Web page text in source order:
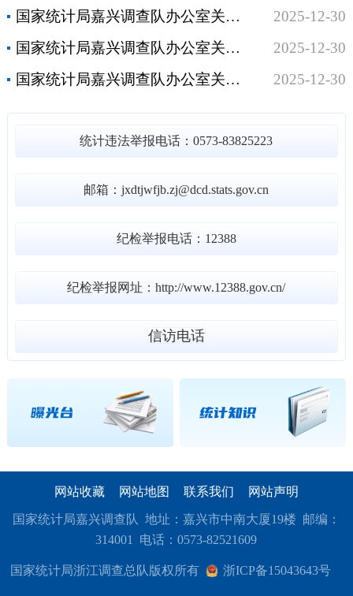
国家统计局嘉兴调查队办公室关于召开市区农产品生产者价格调查年度工作总结暨业务培训会的通知
2025-12-30
国家统计局嘉兴调查队办公室关于举办2025年全市劳动力调查业务培训班的通知
2025-12-30
国家统计局嘉兴调查队办公室关于举办2025年全市住户调查业务培训班的通知
2025-12-30
统计违法举报电话：0573-83825223
邮箱：jxdtjwfjb.zj@dcd.stats.gov.cn
纪检举报电话：12388
纪检举报网址：http://www.12388.gov.cn/
信访电话
网站收藏 网站地图 联系我们 网站声明
国家统计局嘉兴调查队 地址：嘉兴市中南大厦19楼 邮编：
314001 电话：0573-82521609
国家统计局浙江调查总队版权所有 浙ICP备15043643号